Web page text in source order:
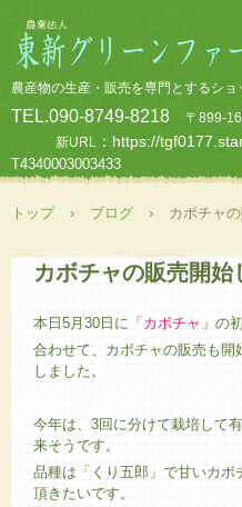
農産物の生産・販売を専門とするショ
TEL.090-8749-8218
〒899-
新URL ：https://
T4340003003433
トップ › ブログ › カボチャ
カボチャの販売開始
本日5月30日に 「カボチャ」 の
合わせて、カボチャの販売も
しました。
今年は、3回に分けて栽培して
来そうです。
品種は「くり五郎」で甘いカ
頂きたいです。